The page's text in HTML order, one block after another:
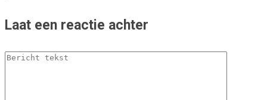
Laat een reactie achter